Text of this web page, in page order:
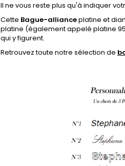
Il ne vous reste plus qu'à indiquer
Cette Bague-allianceplatine et
platine (également appelé platine
qui y figurent.
Retrouvez toute notre sélection de